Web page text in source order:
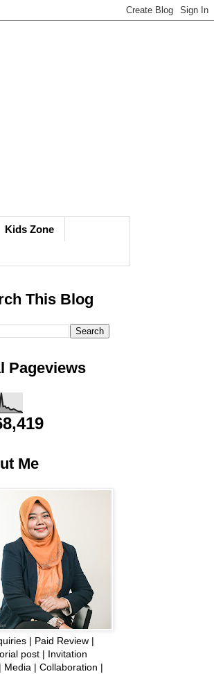
Kids Zone
This Blog
Pageviews
Me
| Paid Review |
post | Invitation
Media | Collaboration |